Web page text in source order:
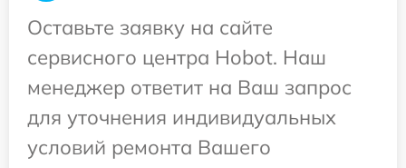
Оставьте заявку на сайте
сервисного центра Hobot. Наш
менеджер ответит на Ваш запрос
для уточнения индивидуальных
условий ремонта Вашего